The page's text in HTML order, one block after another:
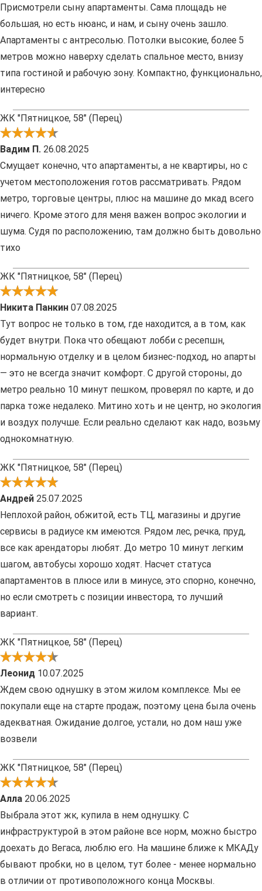
Присмотрели сыну апартаменты. Сама площадь не
большая, но есть нюанс, и нам, и сыну очень зашло.
Апартаменты с антресолью. Потолки высокие, более 5
метров можно наверху сделать спальное место, внизу
типа гостиной и рабочую зону. Компактно, функционально,
интересно
ЖК "Пятницкое, 58" (Перец)
Вадим П. 26.08.2025
Смущает конечно, что апартаменты, а не квартиры, но с
учетом местоположения готов рассматривать. Рядом
метро, торговые центры, плюс на машине до мкад всего
ничего. Кроме этого для меня важен вопрос экологии и
шума. Судя по расположению, там должно быть довольно
тихо
ЖК "Пятницкое, 58" (Перец)
Никита Панкин 07.08.2025
Тут вопрос не только в том, где находится, а в том, как
будет внутри. Пока что обещают лобби с ресепшн,
нормальную отделку и в целом бизнес-подход, но апарты
— это не всегда значит комфорт. С другой стороны, до
метро реально 10 минут пешком, проверял по карте, и до
парка тоже недалеко. Митино хоть и не центр, но экология
и воздух получше. Если реально сделают как надо, возьму
однокомнатную.
ЖК "Пятницкое, 58" (Перец)
Андрей 25.07.2025
Неплохой район, обжитой, есть ТЦ, магазины и другие
сервисы в радиусе км имеются. Рядом лес, речка, пруд,
все как арендаторы любят. До метро 10 минут легким
шагом, автобусы хорошо ходят. Насчет статуса
апартаментов в плюсе или в минусе, это спорно, конечно,
но если смотреть с позиции инвестора, то лучший
вариант.
ЖК "Пятницкое, 58" (Перец)
Леонид 10.07.2025
Ждем свою однушку в этом жилом комплексе. Мы ее
покупали еще на старте продаж, поэтому цена была очень
адекватная. Ожидание долгое, устали, но дом наш уже
возвели
ЖК "Пятницкое, 58" (Перец)
Алла 20.06.2025
Выбрала этот жк, купила в нем однушку. С
инфраструктурой в этом районе все норм, можно быстро
доехать до Вегаса, люблю его. На машине ближе к МКАДу
бывают пробки, но в целом, тут более - менее нормально
в отличии от противоположного конца Москвы.